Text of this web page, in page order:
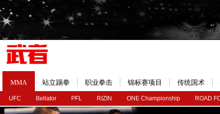
MMA
UFC Bellator PFL RIZIN ONE Championship ROAD
站立踢拳 职业拳击 锦标赛项目 传统国术